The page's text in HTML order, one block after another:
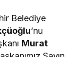
Belediye
‘nu
Murat